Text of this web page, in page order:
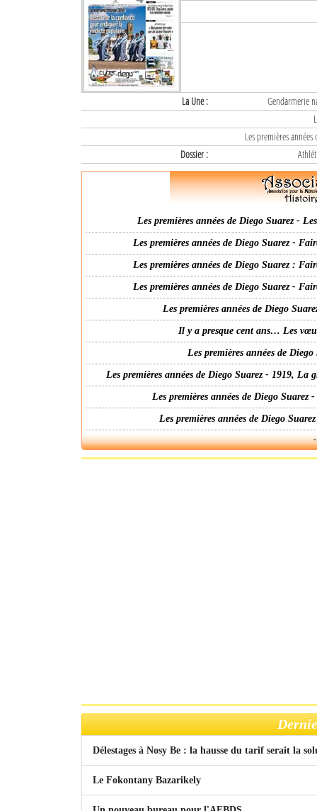
La Une :
Gendarmerie
Les premières
Dossier :
Les premières années de Diego Suarez -
Les premières années de Diego Suarez -
Les premières années de Diego Suarez :
Les premières années de Diego Suarez -
Les premières années de Diego
Il y a presque cent ans… Les
Les premières années de
Les premières années de Diego Suarez - 1919,
Les premières années de Diego
Les premières années de Diego
Délestages à Nosy Be : la hausse du tarif serait la
Le Fokontany Bazarikely